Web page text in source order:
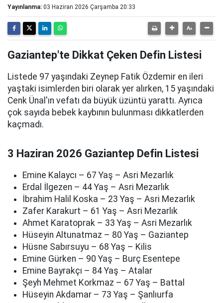
Yayınlanma: 03 Haziran 2026 Çarşamba 20:33
Gaziantep'te Dikkat Çeken Defin Listesi
Listede 97 yaşındaki Zeynep Fatik Özdemir en ileri
yaştaki isimlerden biri olarak yer alırken, 15 yaşındaki
Cenk Ünal'ın vefatı da büyük üzüntü yarattı. Ayrıca
çok sayıda bebek kaybının bulunması dikkatlerden
kaçmadı.
3 Haziran 2026 Gaziantep Defin Listesi
Emine Kalaycı – 67 Yaş – Asri Mezarlık
Erdal İlgezen – 44 Yaş – Asri Mezarlık
İbrahim Halil Koska – 23 Yaş – Asri Mezarlık
Zafer Karakurt – 61 Yaş – Asri Mezarlık
Ahmet Karatoprak – 33 Yaş – Asri Mezarlık
Hüseyin Altunatmaz – 80 Yaş – Gaziantep
Hüsne Sabırsuyu – 68 Yaş – Kilis
Emine Gürken – 90 Yaş – Burç Esentepe
Emine Bayrakçı – 84 Yaş – Atalar
Şeyh Mehmet Korkmaz – 67 Yaş – Battal
Hüseyin Akdamar – 73 Yaş – Şanlıurfa